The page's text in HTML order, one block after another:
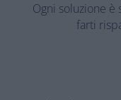
Ogni soluzione
farti